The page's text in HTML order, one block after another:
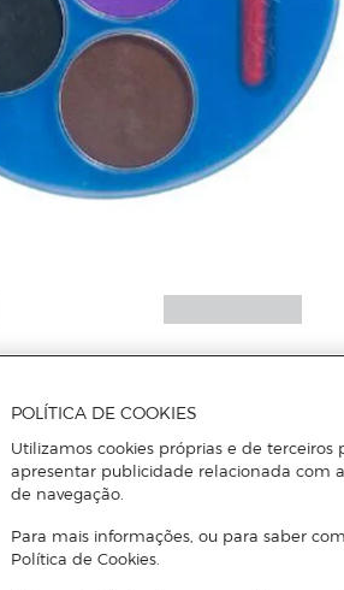
POLÍTICA DE COOKIES
Utilizamos cookies próprias e de terceiros
apresentar publicidade relacionada com
de navegação.
Para mais informações, ou para saber
Política de Cookies.